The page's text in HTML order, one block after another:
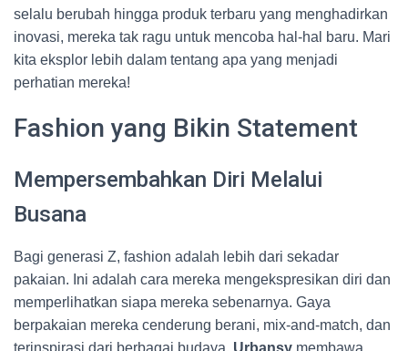
selalu berubah hingga produk terbaru yang menghadirkan
inovasi, mereka tak ragu untuk mencoba hal-hal baru. Mari
kita eksplor lebih dalam tentang apa yang menjadi
perhatian mereka!
Fashion yang Bikin Statement
Mempersembahkan Diri Melalui
Busana
Bagi generasi Z, fashion adalah lebih dari sekadar
pakaian. Ini adalah cara mereka mengekspresikan diri dan
memperlihatkan siapa mereka sebenarnya. Gaya
berpakaian mereka cenderung berani, mix-and-match, dan
terinspirasi dari berbagai budaya. Urbansy membawa